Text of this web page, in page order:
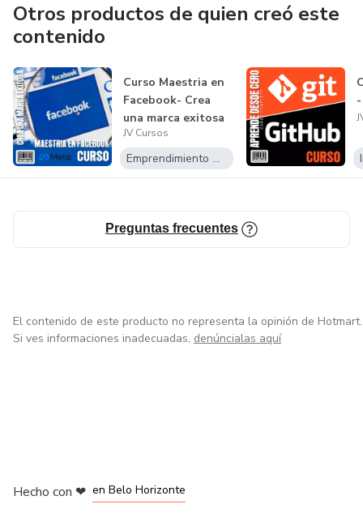
Otros productos de quien creó este
contenido
Curso Maestria en
Facebook- Crea
una marca exitosa
JV Cursos
Emprendimiento Digital
Preguntas frecuentes
El contenido de este producto no representa la opinión de Hotmart.
Si ves informaciones inadecuadas, denúncialas aquí
Hecho con ❤ en Belo Horizonte